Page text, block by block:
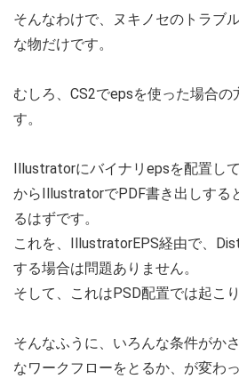
そんなわけで、ヌキノセのトラブ
な物だけです。
むしろ、CS2でepsを使った場合の
す。
Illustratorにバイナリepsを配置し
からIllustratorでPDF書き出しする
るはずです。
これを、IllustratorEPS経由で、
する場合は問題ありません。
そして、これはPSD配置では起こり
そんなふうに、いろんな条件がか
なワークフローをとるか、が変わ